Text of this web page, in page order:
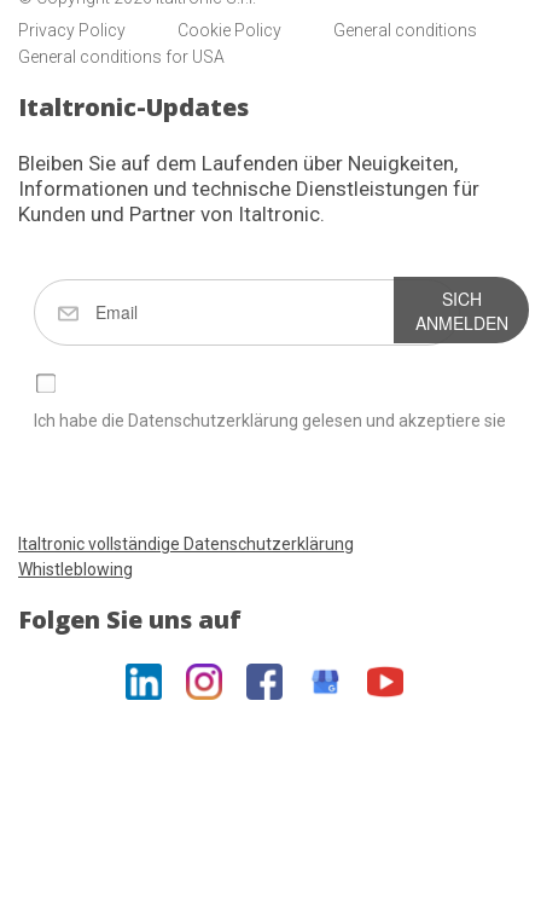
Privacy Policy
Cookie Policy
General conditions
General conditions for USA
Italtronic-Updates
Bleiben Sie auf dem Laufenden über Neuigkeiten,
Informationen und technische Dienstleistungen für
Kunden und Partner von Italtronic.
SICH
ANMELDEN
Ich habe die Datenschutzerklärung gelesen und akzeptiere sie
Italtronic vollständige Datenschutzerklärung
Whistleblowing
Folgen Sie uns auf